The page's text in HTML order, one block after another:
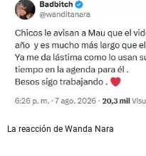
La reacción de Wanda Nara